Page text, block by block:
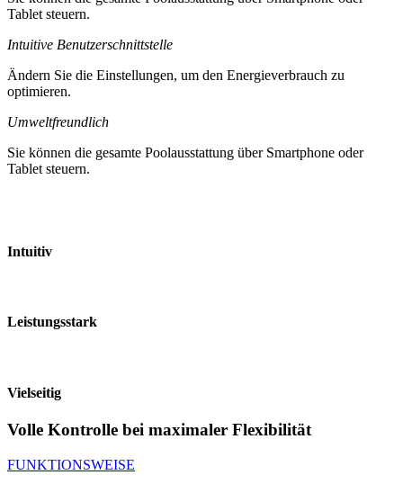
Tablet steuern.
Intuitive Benutzerschnittstelle
Ändern Sie die Einstellungen, um den Energieverbrauch zu
optimieren.
Umweltfreundlich
Sie können die gesamte Poolausstattung über Smartphone oder
Tablet steuern.
Intuitiv
Leistungsstark
Vielseitig
Volle Kontrolle bei maximaler Flexibilität
FUNKTIONSWEISE